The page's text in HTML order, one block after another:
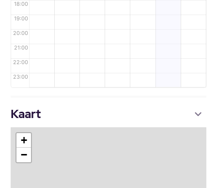
18:00
19:00
20:00
21:00
22:00
23:00
Kaart
+
−